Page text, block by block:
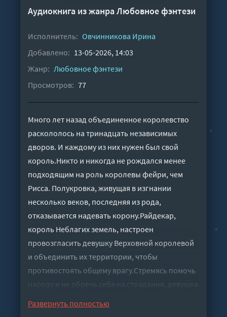
Аудиокнига из жанраЛюбовное фэнтези
Исполнитель: Овчинникова Ирина
Добавлено: 13-05-2026, 14:03
Жанр: Любовное фэнтези
Просмотров: 77
Много лет назад объединенное королевство
раскололось на тринадцать независимых
дворов. И каждому из них нужен был свой
король.Никто и никогда не рождался менее
подходящим на роль королевы фейри, чем
Рисса. Полукровка, живущая в изгнании
несколько веков, последняя из рода,
отказывается надевать корону.Райдекар,
король Неблагих земель, настроен
провозгласить девушку Верховной королевой
и объединить их территории, чтобы
противостоять общему врагу.Стремясь помочь
народу и не обречь себя на страдания, девушка
Развернуть полностью